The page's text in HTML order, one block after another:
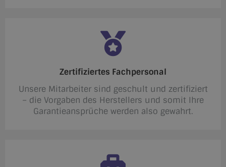
Zertifiziertes Fachpersonal
Unsere Mitarbeiter sind geschult und zertifiziert
– die Vorgaben des Herstellers und somit Ihre
Garantieansprüche werden also gewahrt.